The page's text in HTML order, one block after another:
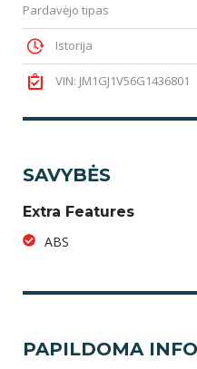
Pardavėjo tipas
Istorija
VIN: JM1GJ1V56G1436801
SAVYBĖS
Extra Features
ABS
PAPILDOMA